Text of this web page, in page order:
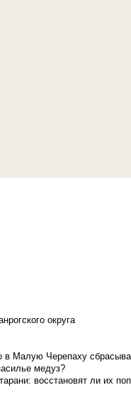
округа
в Малую Черепаху
медуз?
восстановят ли их